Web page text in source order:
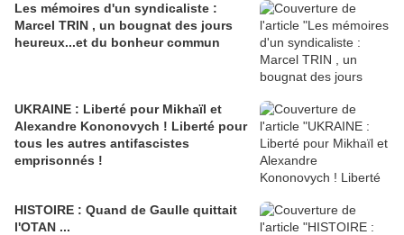
Les mémoires d'un syndicaliste :
Marcel TRIN , un bougnat des jours
heureux...et du bonheur commun
UKRAINE : Liberté pour Mikhaïl et
Alexandre Kononovych ! Liberté pour
tous les autres antifascistes
emprisonnés !
HISTOIRE : Quand de Gaulle quittait
l'OTAN ...